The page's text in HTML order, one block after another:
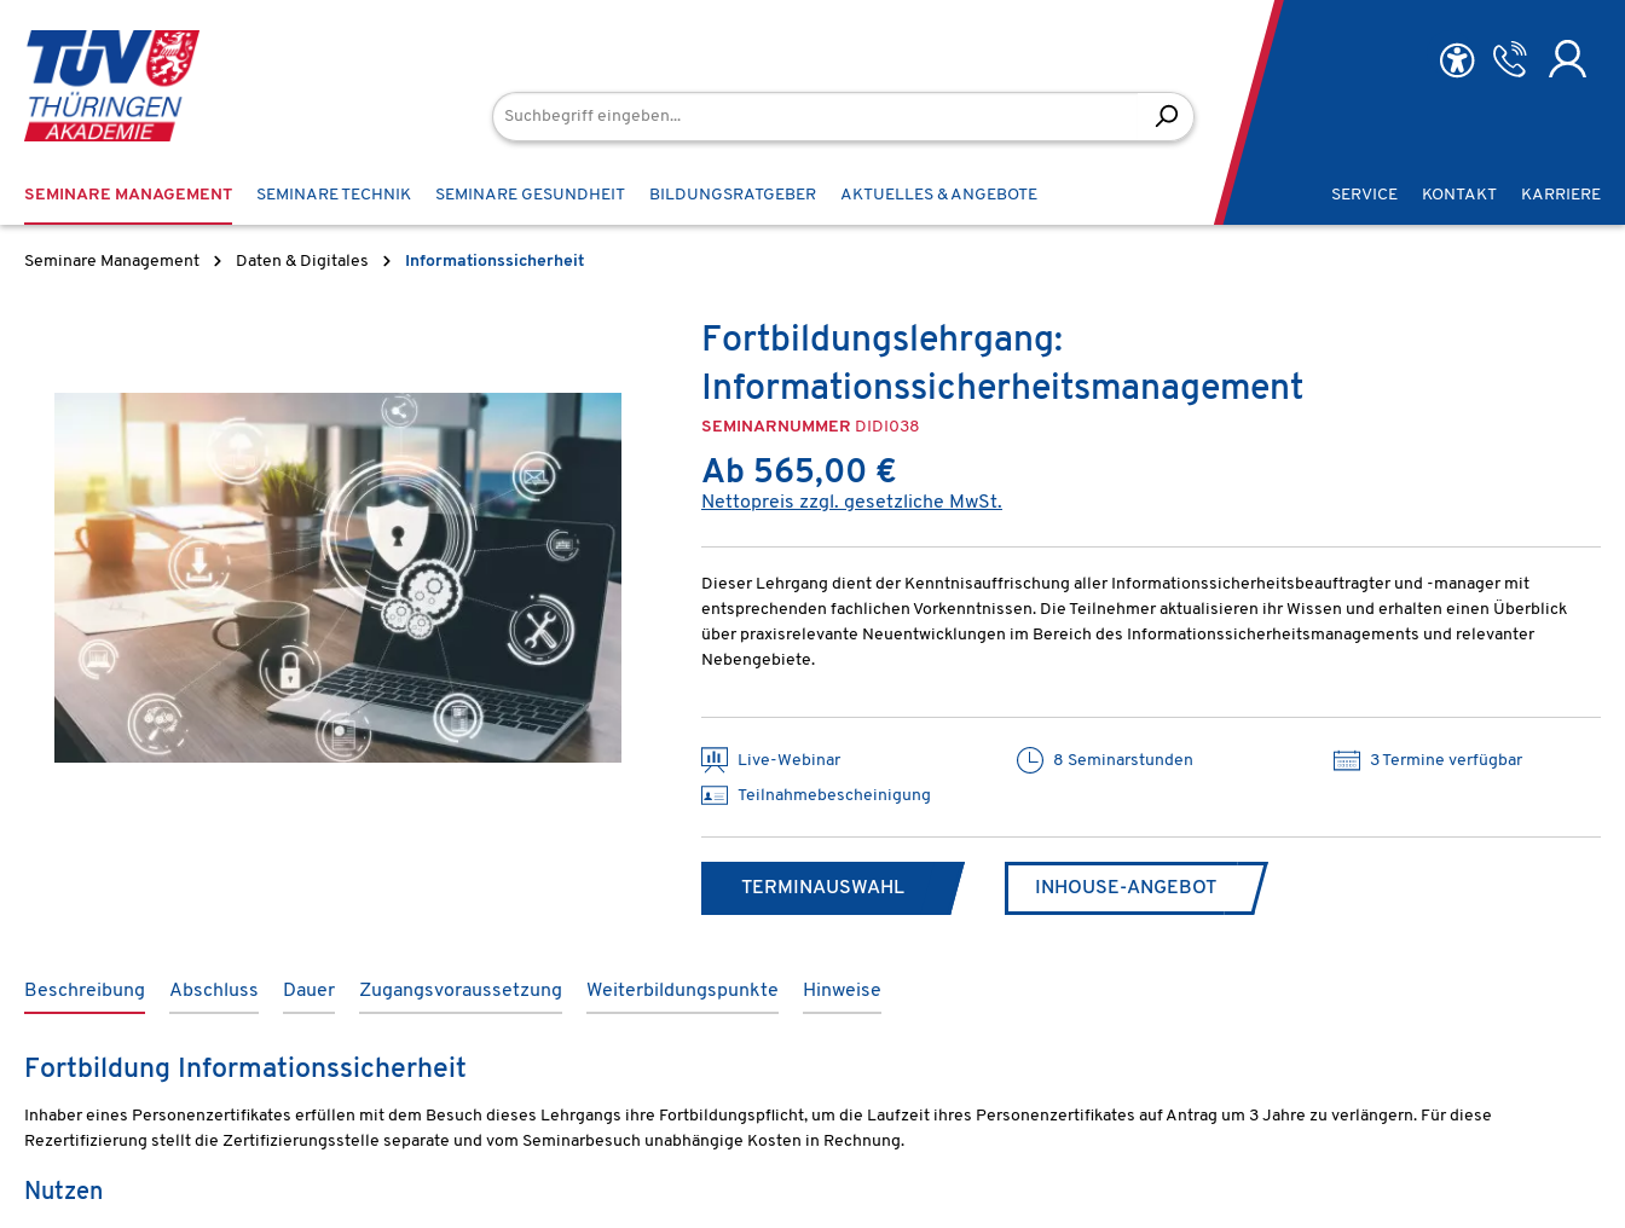
Hauptinhalt springen
Zur Suche springen
Zur Hauptnavigation springen
SEMINARE MANAGEMENT SEMINARE TECHNIK SEMINARE GESUNDHEIT BILDUNGSRATGEBER AKTUELLES & ANGEBOTE SERVICE KONTAKT KARRIERE
Seminare Management Daten & Digitales Informationssicherheit
Fortbildungslehrgang:
Informationssicherheitsmanagement
SEMINARNUMMER DIDI038
Ab 565,00 €
Nettopreis zzgl. gesetzliche MwSt.
Dieser Lehrgang dient der Kenntnisauffrischung aller Informationssicherheitsbeauftragter und -manager mit
entsprechenden fachlichen Vorkenntnissen. Die Teilnehmer aktualisieren ihr Wissen und erhalten einen Überblick
über praxisrelevante Neuentwicklungen im Bereich des Informationssicherheitsmanagements und relevanter
Nebengebiete.
Live-Webinar 8 Seminarstunden
3 Termine verfügbar
Teilnahmebescheinigung
TERMINAUSWAHL INHOUSE-ANGEBOT
Beschreibung Abschluss Dauer Zugangsvoraussetzung Weiterbildungspunkte Hinweise
Fortbildung Informationssicherheit
Inhaber eines Personenzertifikates erfüllen mit dem Besuch dieses Lehrgangs ihre Fortbildungspflicht, um die Laufzeit ihres Personenzertifikates auf Antrag um 3 Jahre zu verlängern. Für diese
Rezertifizierung stellt die Zertifizierungsstelle separate und vom Seminarbesuch unabhängige Kosten in Rechnung.
Nutzen